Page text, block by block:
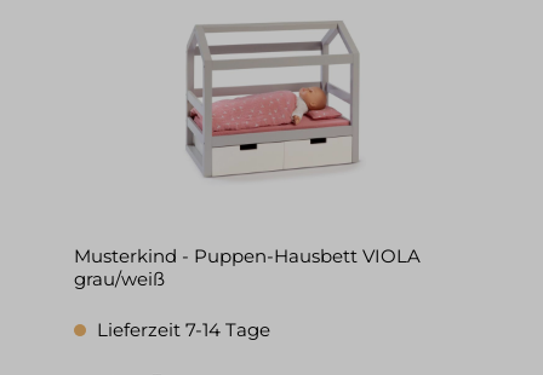
Musterkind - Puppen-Hausbett VIOLA
grau/weiß
Lieferzeit 7-14 Tage